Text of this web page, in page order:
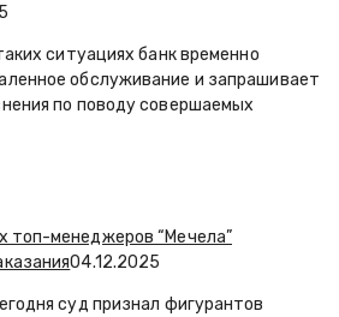
ситуациях банк временно
обслуживание и запрашивает
по поводу совершаемых
топ-менеджеров “Мечела”
04.12.2025
суд признал фигурантов